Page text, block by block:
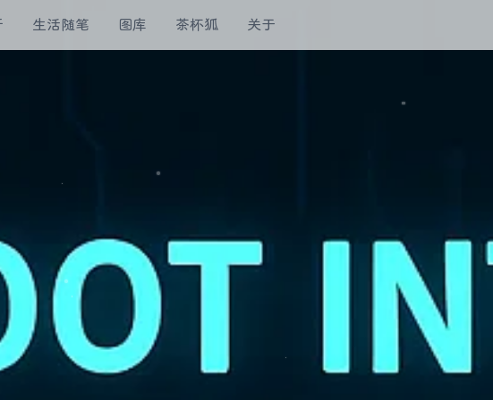
生活随笔 图库 茶杯狐 关于